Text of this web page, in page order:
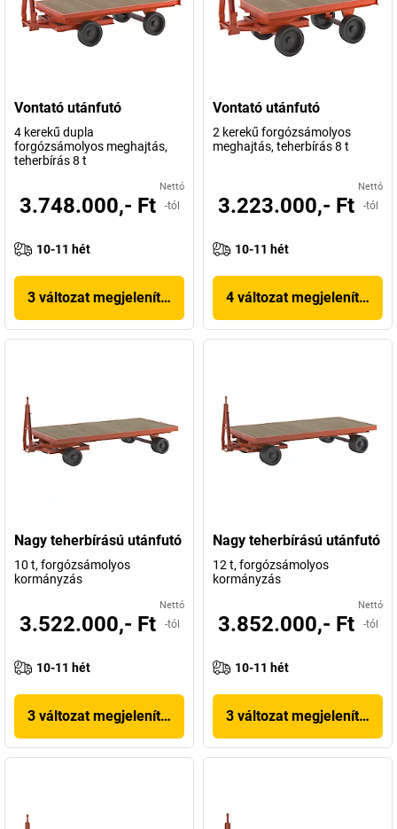
Vontató utánfutó
4 kerekű dupla
forgózsámolyos meghajtás,
teherbírás 8 t
Nettó
3.748.000,- Ft -tól
10-11 hét
3 változat megjelenítése
Vontató utánfutó
2 kerekű forgózsámolyos
meghajtás, teherbírás 8 t
Nettó
3.223.000,- Ft -tól
10-11 hét
4 változat megjelenítése
Nagy teherbírású utánfutó
10 t, forgózsámolyos
kormányzás
Nettó
3.522.000,- Ft -tól
10-11 hét
3 változat megjelenítése
Nagy teherbírású utánfutó
12 t, forgózsámolyos
kormányzás
Nettó
3.852.000,- Ft -tól
10-11 hét
3 változat megjelenítése